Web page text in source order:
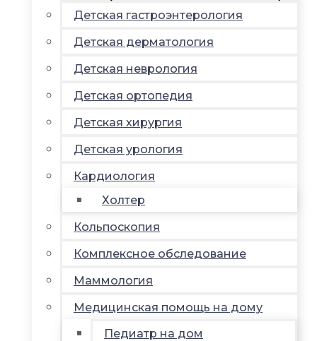
Детская гастроэнтерология
Детская дерматология
Детская неврология
Детская ортопедия
Детская хирургия
Детская урология
Кардиология
Холтер
Кольпоскопия
Комплексное обследование
Маммология
Медицинская помощь на дому
Педиатр на дом